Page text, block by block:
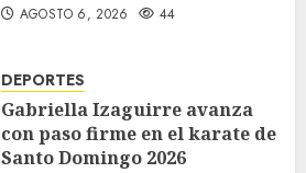
AGOSTO 6, 2026 44
DEPORTES
Gabriella Izaguirre avanza
con paso firme en el karate de
Santo Domingo 2026